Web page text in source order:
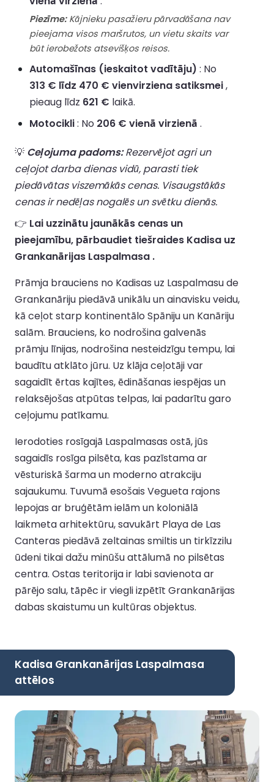
Piezīme:Kājnieku pasažieru pārvadāšana nav
pieejama visos maršrutos, un vietu skaits var
būt ierobežots atsevišķos reisos.
Automašīnas (ieskaitot vadītāju) : No
313 € līdz 470 € vienvirziena satiksmei,
pieaug līdz 621 € laikā.
Motocikli: No 206 € vienā virzienā .
💡 Ceļojuma padoms:Rezervējot agri un
ceļojot darba dienas vidū, parasti tiek
piedāvātas viszemākās cenas. Visaugstākās
cenas ir nedēļas nogalēs un svētku dienās.
👉 Lai uzzinātu jaunākās cenas un
pieejamību, pārbaudiet tiešraides Kadisa uz
Grankanārijas Laspalmasa .
Prāmja brauciens no Kadisas uz Laspalmasu de
Grankanāriju piedāvā unikālu un ainavisku veidu,
kā ceļot starp kontinentālo Spāniju un Kanāriju
salām. Brauciens, ko nodrošina galvenās
prāmju līnijas, nodrošina nesteidzīgu tempu, lai
baudītu atklāto jūru. Uz klāja ceļotāji var
sagaidīt ērtas kajītes, ēdināšanas iespējas un
relaksējošas atpūtas telpas, lai padarītu garo
ceļojumu patīkamu.
Ierodoties rosīgajā Laspalmasas ostā, jūs
sagaidīs rosīga pilsēta, kas pazīstama ar
vēsturiskā šarma un moderno atrakciju
sajaukumu. Tuvumā esošais Vegueta rajons
lepojas ar bruģētām ielām un koloniālā
laikmeta arhitektūru, savukārt Playa de Las
Canteras piedāvā zeltainas smiltis un tirkīzzilu
ūdeni tikai dažu minūšu attālumā no pilsētas
centra. Ostas teritorija ir labi savienota ar
pārējo salu, tāpēc ir viegli izpētīt Grankanārijas
dabas skaistumu un kultūras objektus.
Kadisa Grankanārijas Laspalmasa
attēlos